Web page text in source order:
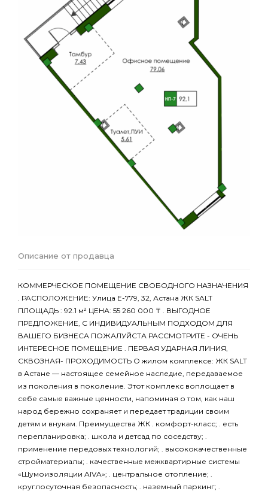
Описание от продавца
КОММЕРЧЕСКОЕ ПОМЕЩЕНИЕ СВОБОДНОГО НАЗНАЧЕНИЯ
. РАСПОЛОЖЕНИЕ: Улица Е-779, 32, Астана ЖК SALT
ПЛОЩАДЬ : 92.1 м² ЦЕНА: 55 260 000 ₸ . ВЫГОДНОЕ
ПРЕДЛОЖЕНИЕ, С ИНДИВИДУАЛЬНЫМ ПОДХОДОМ ДЛЯ
ВАШЕГО БИЗНЕСА ПОЖАЛУЙСТА РАССМОТРИТЕ - ОЧЕНЬ
ИНТЕРЕСНОЕ ПОМЕЩЕНИЕ . ПЕРВАЯ УДАРНАЯ ЛИНИЯ,
СКВОЗНАЯ- ПРОХОДИМОСТЬ О жилом комплексе: ЖК SALT
в Астане — настоящее семейное наследие, передаваемое
из поколения в поколение. Этот комплекс воплощает в
себе самые важные ценности, напоминая о том, как наш
народ бережно сохраняет и передает традиции своим
детям и внукам. Преимущества ЖК . комфорт-класс; . есть
перепланировка; . школа и детсад по соседству; .
применение передовых технологий; . высококачественные
стройматериалы; . качественные межквартирные системы
«Шумоизоляции AIVA»; . центральное отопление; .
круглосуточная безопасность; . наземный паркинг; .